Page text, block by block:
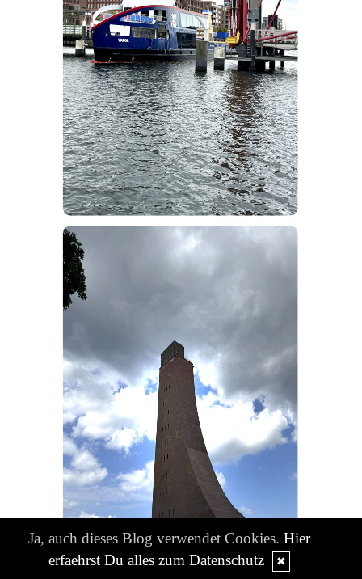
Ja, auch dieses Blog verwendet Cookies. Hier
erfaehrst Du alles zum Datenschutz
✖